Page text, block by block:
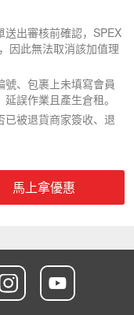
整併費。
，需另外報價。
出審核前確認，SPEX
因此無法取消該加值理
、包裹上未填寫會員
誤作業且產生倉租。
已被退貨商家簽收、退
馬上拿優惠